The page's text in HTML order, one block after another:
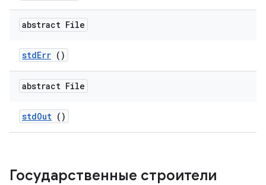
abstract File
stdErr ()
abstract File
stdOut ()
Государственные строители